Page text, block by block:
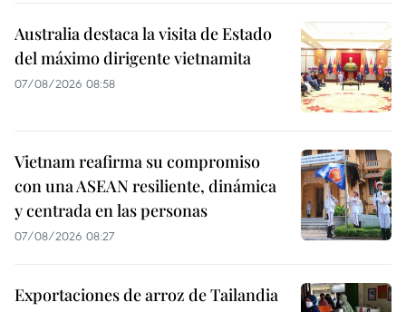
Australia destaca la visita de Estado
del máximo dirigente vietnamita
07/08/2026 08:58
Vietnam reafirma su compromiso
con una ASEAN resiliente, dinámica
y centrada en las personas
07/08/2026 08:27
Exportaciones de arroz de Tailandia